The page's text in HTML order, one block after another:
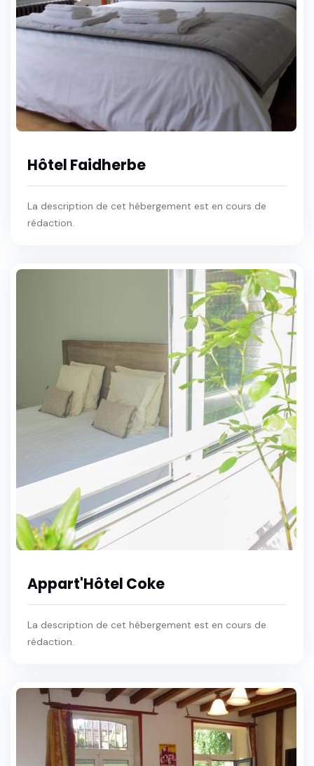
Hôtel Faidherbe
La description de cet hébergement est en cours de
rédaction.
Appart'Hôtel Coke
La description de cet hébergement est en cours de
rédaction.